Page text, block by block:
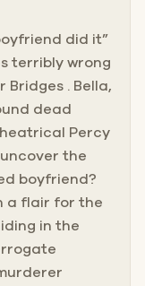
did it”
terribly wrong
Bridges . Bella,
dead
Percy
uncover the
boyfriend?
a flair for the
in the